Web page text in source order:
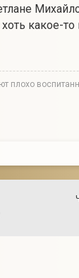
какое-
плохо